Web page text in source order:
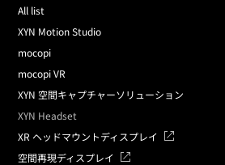
All list
XYN Motion Studio
mocopi
mocopi VR
XYN 空間キャプチャーソリューション
XYN Headset
XR ヘッドマウントディスプレイ
空間再現ディスプレイ